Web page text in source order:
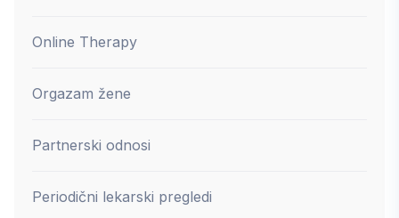
Online Therapy
Orgazam žene
Partnerski odnosi
Periodični lekarski pregledi